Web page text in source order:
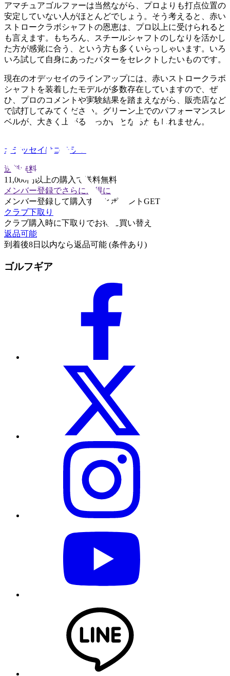
アマチュアゴルファーは当然ながら、プロよりも打点位置の
安定していない人がほとんどでしょう。そう考えると、赤い
ストロークラボシャフトの恩恵は、プロ以上に受けられると
も言えます。もちろん、スチールシャフトのしなりを活かし
た方が感覚に合う、という方も多くいらっしゃいます。いろ
いろ試して自身にあったパターをセレクトしたいものです。
現在のオデッセイのラインアップには、赤いストロークラボ
シャフトを装着したモデルが多数存在していますので、ぜ
ひ、プロのコメントや実験結果を踏まえながら、販売店など
で試打してみてください。グリーン上でのパフォーマンスレ
ベルが、大きく上がるきっかけとなるかもしれません。
オデッセイはコチラ！
送料無料
11,000円以上の購入で送料無料
メンバー登録でさらにお得に
メンバー登録して購入するとポイントGET
クラブ下取り
クラブ購入時に下取りでお得に買い替え
返品可能
到着後8日以内なら返品可能 (条件あり)
ゴルフギア